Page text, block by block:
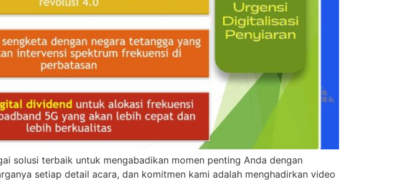
solusi terbaik untuk mengabadikan momen penting Anda dengan
setiap detail acara, dan komitmen kami adalah menghadirkan video